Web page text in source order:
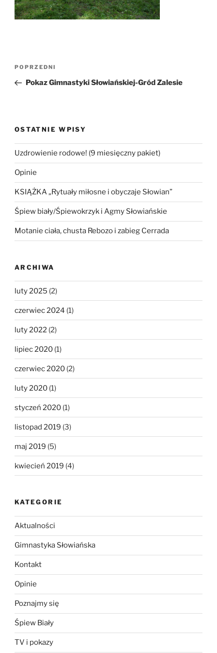
Nawigacja
Poprzedni
wpis
POPRZEDNI
Pokaz Gimnastyki Słowiańskiej-Gród Zalesie
OSTATNIE WPISY
Uzdrowienie rodowe! (9 miesięczny pakiet)
Opinie
KSIĄŻKA „Rytuały miłosne i obyczaje Słowian”
Śpiew biały/Śpiewokrzyk i Agmy Słowiańskie
Motanie ciała, chusta Rebozo i zabieg Cerrada
ARCHIWA
luty 2025 (2)
czerwiec 2024 (1)
luty 2022 (2)
lipiec 2020 (1)
czerwiec 2020 (2)
luty 2020 (1)
styczeń 2020 (1)
listopad 2019 (3)
maj 2019 (5)
kwiecień 2019 (4)
KATEGORIE
Aktualności
Gimnastyka Słowiańska
Kontakt
Opinie
Poznajmy się
Śpiew Biały
TV i pokazy